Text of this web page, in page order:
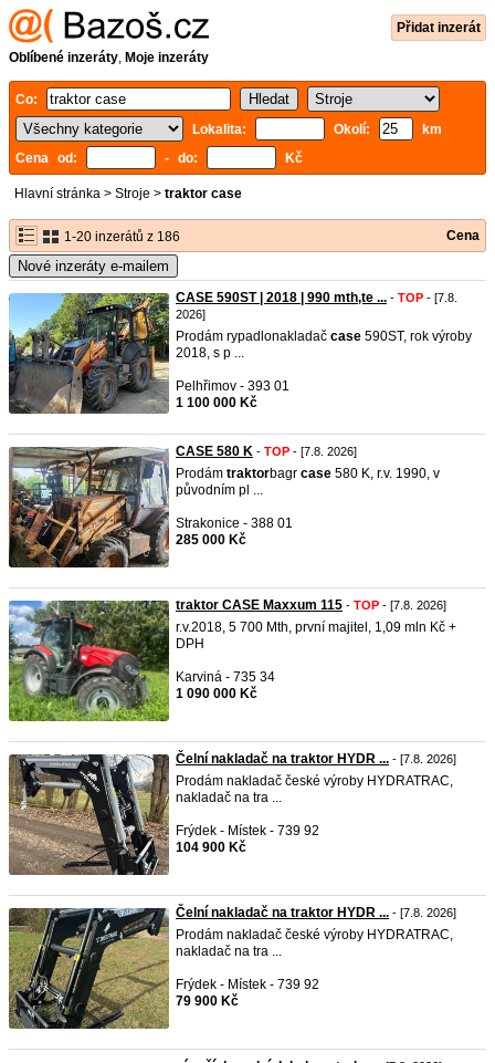
Přidat inzerát
Oblíbené inzeráty, Moje inzeráty
Co:
Lokalita:
Okolí:
km
Cena od:
- do: Kč
Hlavní stránka > Stroje > traktor case
1-20 inzerátů z 186 Cena
Nové inzeráty e-mailem
CASE 590ST | 2018 | 990 mth,te ... - TOP - [7.8.
2026]
Prodám rypadlonakladač case 590ST, rok výroby
2018, s p ...
Pelhřimov - 393 01
1 100 000 Kč
CASE 580 K - TOP - [7.8. 2026]
Prodám traktorbagr case 580 K, r.v. 1990, v
původním pl ...
Strakonice - 388 01
285 000 Kč
traktor CASE Maxxum 115 - TOP - [7.8. 2026]
r.v.2018, 5 700 Mth, první majitel, 1,09 mln Kč +
DPH
Karviná - 735 34
1 090 000 Kč
Čelní nakladač na traktor HYDR ... - [7.8. 2026]
Prodám nakladač české výroby HYDRATRAC,
nakladač na tra ...
Frýdek - Místek - 739 92
104 900 Kč
Čelní nakladač na traktor HYDR ... - [7.8. 2026]
Prodám nakladač české výroby HYDRATRAC,
nakladač na tra ...
Frýdek - Místek - 739 92
79 900 Kč